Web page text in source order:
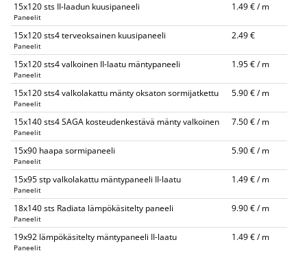
15x120 sts II-laadun kuusipaneeli
Paneelit
1.49 € / m
15x120 sts4 terveoksainen kuusipaneeli
Paneelit
2.49 €
15x120 sts4 valkoinen II-laatu mäntypaneeli
Paneelit
1.95 € / m
15x120 sts4 valkolakattu mänty oksaton sormijatkettu
Paneelit
5.90 € / m
15x140 sts4 SAGA kosteudenkestävä mänty valkoinen
Paneelit
7.50 € / m
15x90 haapa sormipaneeli
Paneelit
5.90 € / m
15x95 stp valkolakattu mäntypaneeli II-laatu
Paneelit
1.49 € / m
18x140 sts Radiata lämpökäsitelty paneeli
Paneelit
9.90 € / m
19x92 lämpökäsitelty mäntypaneeli II-laatu
Paneelit
1.49 € / m